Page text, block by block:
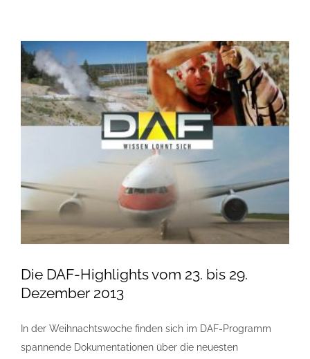
Die DAF-Highlights vom 23. bis 29.
Dezember 2013
In der Weihnachtswoche finden sich im DAF-Programm
spannende Dokumentationen über die neuesten